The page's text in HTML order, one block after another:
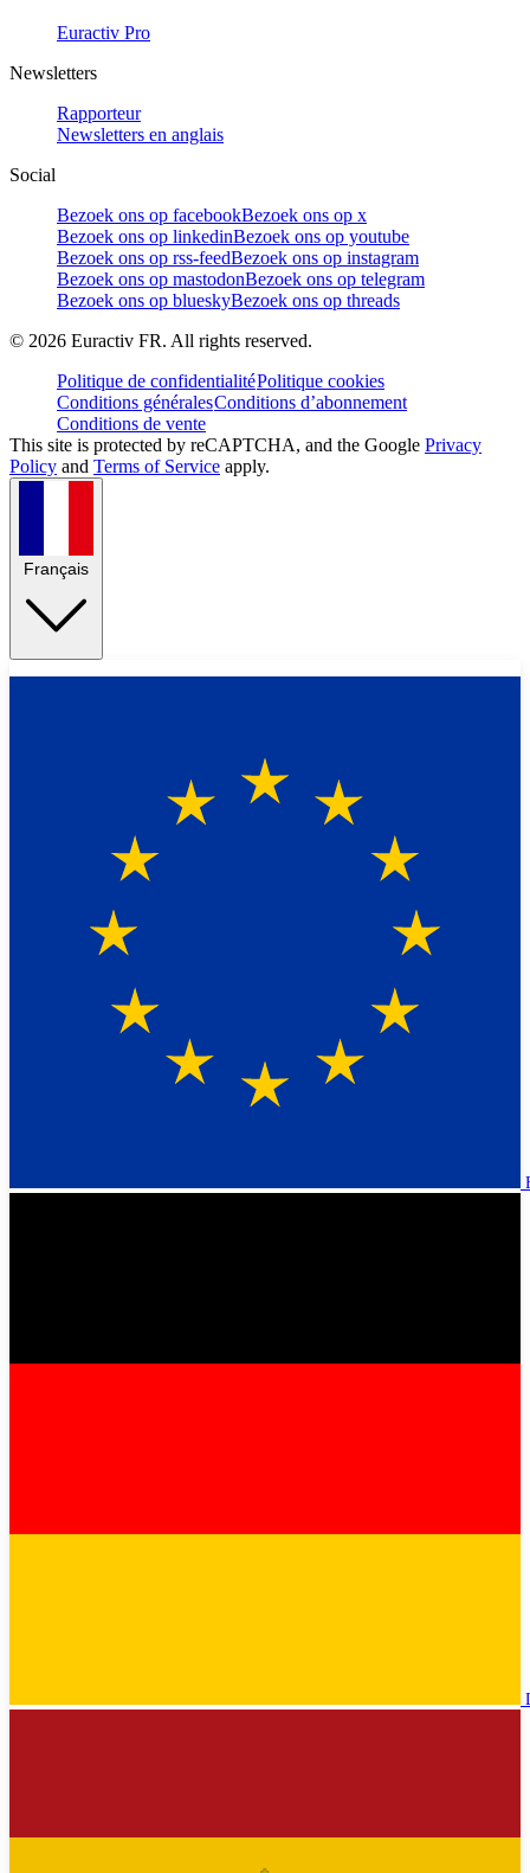
Euractiv Pro
Newsletters
Rapporteur
Newsletters en anglais
Social
Bezoek ons op facebookBezoek ons op x
Bezoek ons op linkedinBezoek ons op youtube
Bezoek ons op rss-feedBezoek ons op instagram
Bezoek ons op mastodonBezoek ons op telegram
Bezoek ons op blueskyBezoek ons op threads
© 2026 Euractiv FR. All rights reserved.
Politique de confidentialitéPolitique cookies
Conditions généralesConditions d’abonnement
Conditions de vente
This site is protected by reCAPTCHA, and the Google Privacy
Policy and Terms of Service apply.
Français